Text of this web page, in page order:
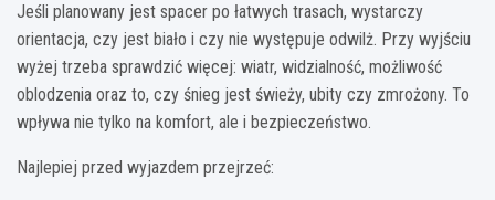
Jeśli planowany jest spacer po łatwych trasach, wystarczy
orientacja, czy jest biało i czy nie występuje odwilż. Przy wyjściu
wyżej trzeba sprawdzić więcej: wiatr, widzialność, możliwość
oblodzenia oraz to, czy śnieg jest świeży, ubity czy zmrożony. To
wpływa nie tylko na komfort, ale i bezpieczeństwo.
Najlepiej przed wyjazdem przejrzeć: